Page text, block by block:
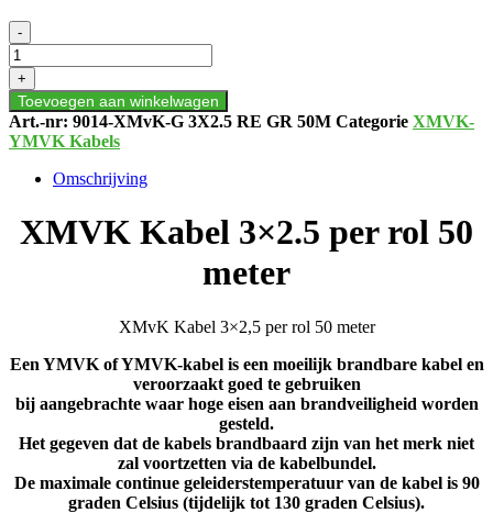
XMVK
Kabel
3x2.5
per
rol
50
meter
-
+
Toevoegen aan winkelwagen
Art.-nr: 9014-XMvK-G 3X2.5 RE GR 50M Categorie XMVK-
YMVK Kabels
Omschrijving
XMVK Kabel 3×2.5 per rol 50
meter
XMvK Kabel 3×2,5 per rol 50 meter
Een YMVK of YMVK-kabel is een moeilijk brandbare kabel en
veroorzaakt goed te gebruiken
bij aangebrachte waar hoge eisen aan brandveiligheid worden
gesteld.
Het gegeven dat de kabels brandbaard zijn van het merk niet
zal voortzetten via de kabelbundel.
De maximale continue geleiderstemperatuur van de kabel is 90
graden Celsius (tijdelijk tot 130 graden Celsius).